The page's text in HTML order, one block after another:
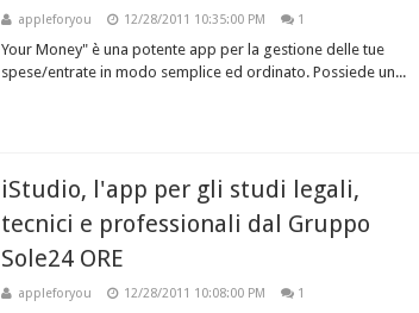
appleforyou 12/28/2011 10:35:00 PM 1
Your Money" è una potente app per la gestione delle tue
spese/entrate in modo semplice ed ordinato. Possiede un...
iStudio, l'app per gli studi legali,
tecnici e professionali dal Gruppo
Sole24 ORE
appleforyou 12/28/2011 10:08:00 PM 1